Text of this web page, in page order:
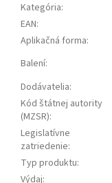
Kategória:
EAN:
Aplikačná forma:
Balení:
Dodávatelia:
Kód štátnej autority
(MZSR):
Legislatívne
zatriedenie:
Typ produktu:
Výdaj: